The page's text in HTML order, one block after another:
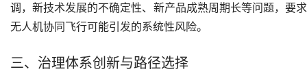
调，新技术发展的不确定性、新产品成熟周期长等问题，要
无人机协同飞行可能引发的系统性风险。
三、治理体系创新与路径选择